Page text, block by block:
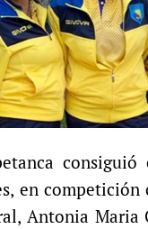
en
Antonia Maria